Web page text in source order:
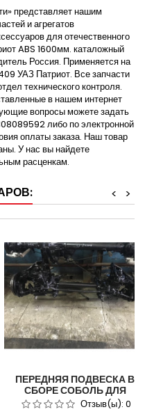
представляет нашим
и агрегатов
для отечественного
ABS 1600мм. каталожный
Россия. Применяется на
УАЗ Патриот. Все запчасти
технического контроля.
в нашем интернет
вопросы можете задать
либо по электронной
оплаты заказа. Наш товар
У нас вы найдете
расценкам.
>
<
ПЕРЕДНЯЯ ПОДВЕСКА В
СБОРЕ СОБОЛЬ ДЛЯ
АВТОМОБИЛЯ ГАЗ-2217
Отзыв(ы): 0